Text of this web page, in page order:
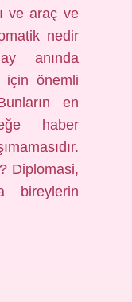
ve araç ve
nedir
anında
için önemli
en
haber
Diplomasi,
bireylerin